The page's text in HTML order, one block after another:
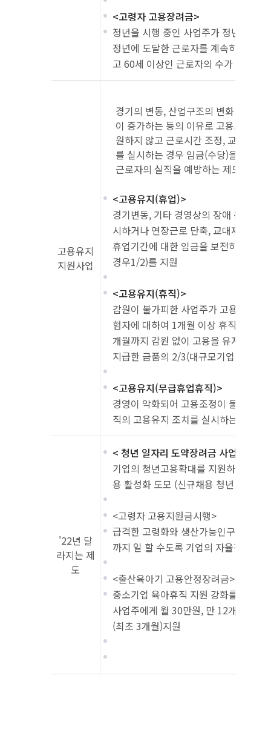
<고령자 고용장려금>
정년을 시행 중인 사업주가 정년을 연
정년에 도달한 근로자를 계속하여 고
고 60세 이상인 근로자의 수가 증가하
고용유지
지원사업
경기의 변동, 산업구조의 변화 등으로
이 증가하는 등의 이유로 고용조정이
원하지 않고 근로시간 조정, 교대제
를 실시하는 경우 임금(수당)을 지원
근로자의 실직을 예방하는 제도
<고용유지(휴업)>
경기변동, 기타 경영상의 장애 등으로
시하거나 연장근로 단축, 교대제 개편
휴업기간에 대한 임금을 보전하였다
경우1/2)를 지원
<고용유지(휴직)>
감원이 불가피한 사업주가 고용보험
험자에 대하여 1개월 이상 휴직을 실
개월까지 감원 없이 고용을 유지하는
지급한 금품의 2/3(대규모기업 1/2)를
<고용유지(무급휴업휴직)>
경영이 악화되어 고용조정이 불가피한
직의 고용유지 조치를 실시하는 경우
'22년 달
라지는 제
도
< 청년 일자리 도약장려금 사업>
기업의 청년고용확대를 지원하고 취
용 활성화 도모 (신규채용 청년 1인당
<고령자 고용지원금시행>
급격한 고령화와 생산가능인구 감소에
까지 일 할 수도록 기업의 자율적인 고
<출산육아기 고용안정장려금>
중소기업 육아휴직 지원 강화를 통한
사업주에게 월 30만원, 만 12개월 이
(최초 3개월)지원